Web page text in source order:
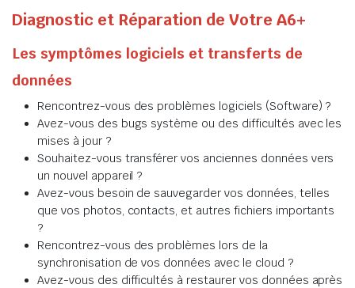
Diagnostic et Réparation de Votre A6+
Les symptômes logiciels et transferts de
données
Rencontrez-vous des problèmes logiciels (Software) ?
Avez-vous des bugs système ou des difficultés avec les
mises à jour ?
Souhaitez-vous transférer vos anciennes données vers
un nouvel appareil ?
Avez-vous besoin de sauvegarder vos données, telles
que vos photos, contacts, et autres fichiers importants
?
Rencontrez-vous des problèmes lors de la
synchronisation de vos données avec le cloud ?
Avez-vous des difficultés à restaurer vos données après